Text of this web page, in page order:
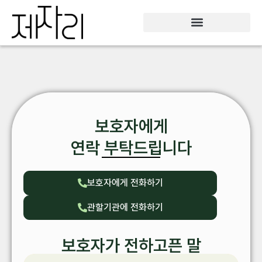
보호자에게
연락 부탁드립니다
보호자에게 전화하기
관할기관에 전화하기
보호자가 전하고픈 말